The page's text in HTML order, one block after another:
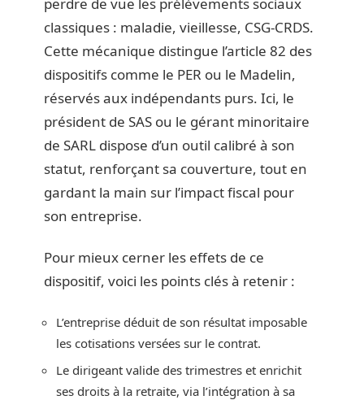
classiques : maladie, vieillesse, CSG-CRDS.
Cette mécanique distingue l’article 82 des
dispositifs comme le PER ou le Madelin,
réservés aux indépendants purs. Ici, le
président de SAS ou le gérant minoritaire
de SARL dispose d’un outil calibré à son
statut, renforçant sa couverture, tout en
gardant la main sur l’impact fiscal pour
son entreprise.
Pour mieux cerner les effets de ce
dispositif, voici les points clés à retenir :
L’entreprise déduit de son résultat imposable
les cotisations versées sur le contrat.
Le dirigeant valide des trimestres et enrichit
ses droits à la retraite, via l’intégration à sa